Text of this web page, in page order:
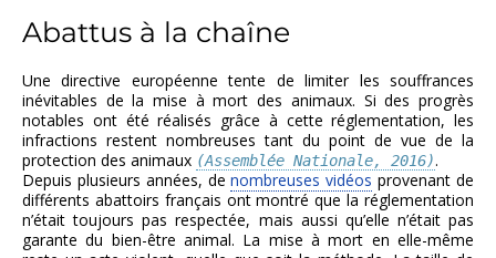
Abattus à la chaîne
Une directive européenne tente de limiter les souffrances
inévitables de la mise à mort des animaux. Si des progrès
notables ont été réalisés grâce à cette réglementation, les
infractions restent nombreuses tant du point de vue de la
protection des animaux (Assemblée Nationale, 2016).
Depuis plusieurs années, denombreuses vidéos provenant de
différents abattoirs français ont montré que la réglementation
n’était toujours pas respectée, mais aussi qu’elle n’était pas
garante du bien-être animal. La mise à mort en elle-même